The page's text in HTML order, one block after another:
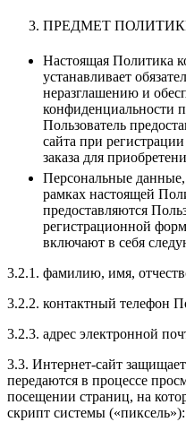
ПРЕДМЕТ
Настоящая Политика
устанавливает
неразглашению и
конфиденциальности
Пользователь
сайта при
заказа для
Персональные
рамках настоящей
предоставляются
регистрационной
включают в себя
3.2.1. фамилию, имя,
3.2.2. контактный телефон
3.2.3. адрес электронной
3.3. Интернет-сайт
передаются в процессе
посещении страниц, на
скрипт системы («пиксель»):